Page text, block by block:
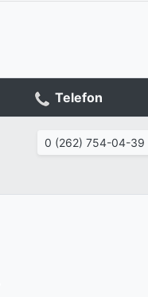
Telefon
0 (262) 754-04-39